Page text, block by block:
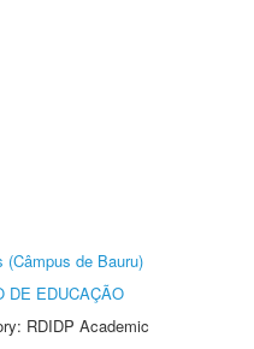
(Câmpus de Bauru)
DE EDUCAÇÃO
RDIDP Academic